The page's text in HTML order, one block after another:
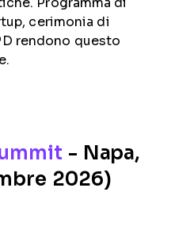
Programma di
cerimonia di
rendono questo
- Napa,
2026)